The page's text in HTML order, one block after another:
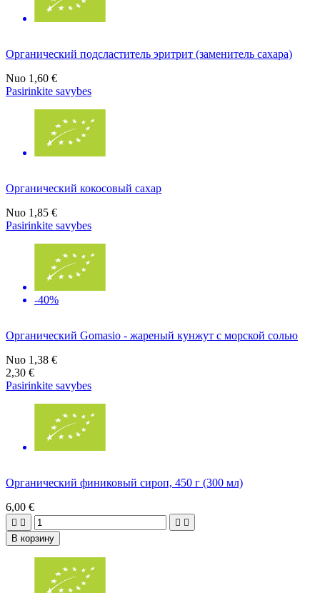
Органический подсластитель эритрит (заменитель сахара)
Nuo 1,60 €
Pasirinkite savybes
Органический кокосовый сахар
Nuo 1,85 €
Pasirinkite savybes
-40%
Органический Gomasio - жареный кунжут с морской солью
Nuo 1,38 €
2,30 €
Pasirinkite savybes
Органический финиковый сироп, 450 г (300 мл)
6,00 €
   
В корзину